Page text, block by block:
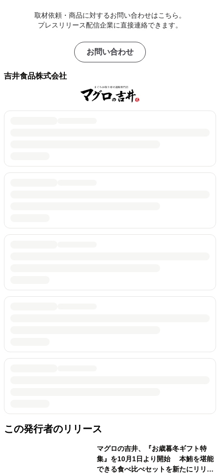
取材依頼・商品に対するお問い合わせはこちら。
プレスリリース配信企業に直接連絡できます。
お問い合わせ
吉井食品株式会社
この発行者のリリース
マグロの吉井、『お歳暮冬ギフト特
集』を10月1日より開始 本鮪を堪能
できる食べ比べセットを新たにリリー